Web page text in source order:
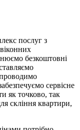
послуг з
безкоштовні
проводимо
сервісне
як точково, так
скління квартири,